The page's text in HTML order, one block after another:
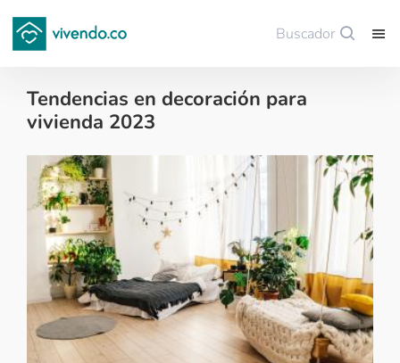
Buscador
Tendencias en decoración para
vivienda 2023
Decoración - 2023-01-06
Guardar